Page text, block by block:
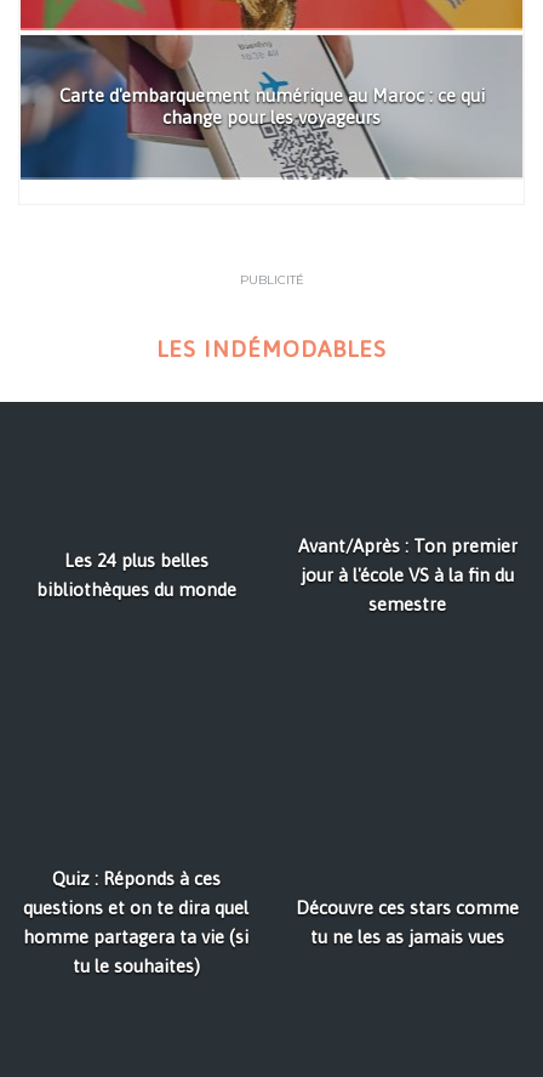
Carte d'embarquement numérique au Maroc : ce qui
change pour les voyageurs
PUBLICITÉ
LES INDÉMODABLES
Les 24 plus belles
bibliothèques du monde
Avant/Après : Ton premier
jour à l'école VS à la fin du
semestre
Quiz : Réponds à ces
questions et on te dira quel
homme partagera ta vie (si
tu le souhaites)
Découvre ces stars comme
tu ne les as jamais vues